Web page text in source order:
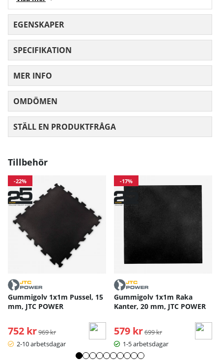
EGENSKAPER
SPECIFIKATION
MER INFO
OMDÖMEN
STÄLL EN PRODUKTFRÅGA
Tillbehör
-22%
Gummigolv 1x1m Pussel, 15
mm, JTC POWER
752 kr Ordinarie pris:
969 kr
2-10 arbetsdagar
-17%
Gummigolv 1x1m Raka
Kanter, 20 mm, JTC POWER
579 kr Ordinarie pris:
699 kr
1-5 arbetsdagar